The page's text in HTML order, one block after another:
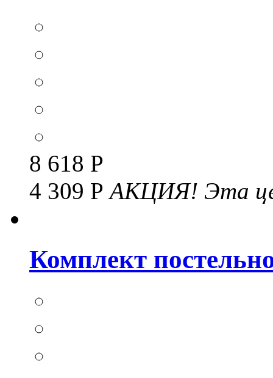
8 618 Р
4 309 РАКЦИЯ! Эта
Комплект